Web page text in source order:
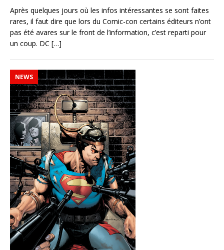
Après quelques jours où les infos intéressantes se sont faites
rares, il faut dire que lors du Comic-con certains éditeurs n’ont
pas été avares sur le front de l’information, c’est reparti pour
un coup. DC […]
NEWS